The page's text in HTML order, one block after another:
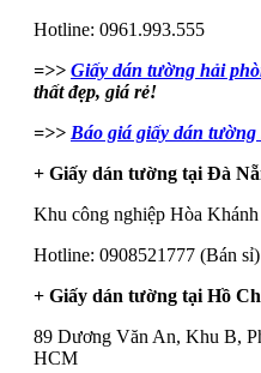
Hotline: 0961.993.555
=>> Giấy dán tường hải
thất đẹp, giá rẻ!
=>> Báo giá giấy dán
+ Giấy dán tường tại Đà
Khu công nghiệp Hòa
Hotline: 0908521777 (Bán sỉ)
+ Giấy dán tường tại Hồ
89 Dương Văn An, Khu B,
HCM